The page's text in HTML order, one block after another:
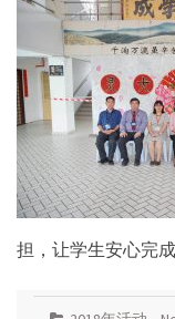
担，让学生安心完成